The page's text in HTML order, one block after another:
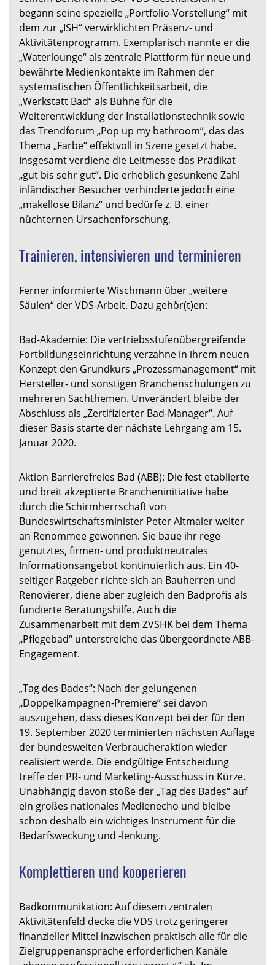
begann seine spezielle „Portfolio-Vorstellung“ mit
dem zur „ISH“ verwirklichten Präsenz- und
Aktivitätenprogramm. Exemplarisch nannte er die
„Waterlounge“ als zentrale Plattform für neue und
bewährte Medienkontakte im Rahmen der
systematischen Öffentlichkeitsarbeit, die
„Werkstatt Bad“ als Bühne für die
Weiterentwicklung der Installationstechnik sowie
das Trendforum „Pop up my bathroom“, das das
Thema „Farbe“ effektvoll in Szene gesetzt habe.
Insgesamt verdiene die Leitmesse das Prädikat
„gut bis sehr gut“. Die erheblich gesunkene Zahl
inländischer Besucher verhinderte jedoch eine
„makellose Bilanz“ und bedürfe z. B. einer
nüchternen Ursachenforschung.
Trainieren, intensivieren und terminieren
Ferner informierte Wischmann über „weitere
Säulen“ der VDS-Arbeit. Dazu gehör(t)en:
Bad-Akademie: Die vertriebsstufenübergreifende
Fortbildungseinrichtung verzahne in ihrem neuen
Konzept den Grundkurs „Prozessmanagement“ mit
Hersteller- und sonstigen Branchenschulungen zu
mehreren Sachthemen. Unverändert bleibe der
Abschluss als „Zertifizierter Bad-Manager“. Auf
dieser Basis starte der nächste Lehrgang am 15.
Januar 2020.
Aktion Barrierefreies Bad (ABB): Die fest etablierte
und breit akzeptierte Brancheninitiative habe
durch die Schirmherrschaft von
Bundeswirtschaftsminister Peter Altmaier weiter
an Renommee gewonnen. Sie baue ihr rege
genutztes, firmen- und produktneutrales
Informationsangebot kontinuierlich aus. Ein 40-
seitiger Ratgeber richte sich an Bauherren und
Renovierer, diene aber zugleich den Badprofis als
fundierte Beratungshilfe. Auch die
Zusammenarbeit mit dem ZVSHK bei dem Thema
„Pflegebad“ unterstreiche das übergeordnete ABB-
Engagement.
„Tag des Bades“: Nach der gelungenen
„Doppelkampagnen-Premiere“ sei davon
auszugehen, dass dieses Konzept bei der für den
19. September 2020 terminierten nächsten Auflage
der bundesweiten Verbraucheraktion wieder
realisiert werde. Die endgültige Entscheidung
treffe der PR- und Marketing-Ausschuss in Kürze.
Unabhängig davon stoße der „Tag des Bades“ auf
ein großes nationales Medienecho und bleibe
schon deshalb ein wichtiges Instrument für die
Bedarfsweckung und -lenkung.
Komplettieren und kooperieren
Badkommunikation: Auf diesem zentralen
Aktivitätenfeld decke die VDS trotz geringerer
finanzieller Mittel inzwischen praktisch alle für die
Zielgruppenansprache erforderlichen Kanäle